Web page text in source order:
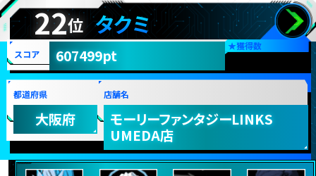
22位 タクミ
★獲得数
スコア 607499pt
都道府県
大阪府
店舗名
モーリーファンタジーLINKS
UMEDA店